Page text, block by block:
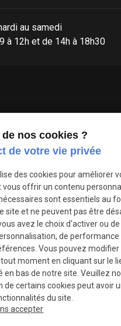
au samedi
à 12h et de 14h à 18h30
Maps Search API est désactivé.
de nos cookies ?
de votre vie privée
des cookies pour améliorer
vous offrir un contenu
sont essentiels au
site et ne peuvent pas être
avez le choix d'activer ou
de
Vous pouvez
moment en cliquant sur le
en bas de notre site. Veuillez
de certains cookies peut avoir
du site.
accepter